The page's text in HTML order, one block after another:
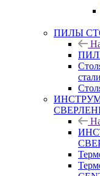
ПИЛЫ
стали